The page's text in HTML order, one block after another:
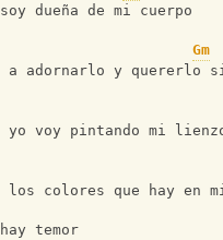
dueña de mi cuerpo
Gm
a adornarlo y quererlo
yo voy pintando mi
los colores que hay en
temor